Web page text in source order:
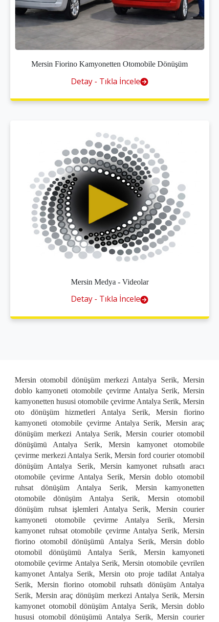
Mersin Fiorino Kamyonetten Otomobile Dönüşüm
Detay - Tıkla İncele
Mersin Medya - Videolar
Detay - Tıkla İncele
Mersin otomobil dönüşüm merkezi Antalya Serik, Mersin
doblo kamyoneti otomobile çevirme Antalya Serik, Mersin
kamyonetten hususi otomobile çevirme Antalya Serik, Mersin
oto dönüşüm hizmetleri Antalya Serik, Mersin fiorino
kamyoneti otomobile çevirme Antalya Serik, Mersin araç
dönüşüm merkezi Antalya Serik, Mersin courier otomobil
dönüşümü Antalya Serik, Mersin kamyonet otomobile
çevirme merkezi Antalya Serik, Mersin ford courier otomobil
dönüşüm Antalya Serik, Mersin kamyonet ruhsatlı aracı
otomobile çevirme Antalya Serik, Mersin doblo otomobil
ruhsat dönüşüm Antalya Serik, Mersin kamyonetten
otomobile dönüşüm Antalya Serik, Mersin otomobil
dönüşüm ruhsat işlemleri Antalya Serik, Mersin courier
kamyoneti otomobile çevirme Antalya Serik, Mersin
kamyonet ruhsat otomobile çevirme Antalya Serik, Mersin
fiorino otomobil dönüşümü Antalya Serik, Mersin doblo
otomobil dönüşümü Antalya Serik, Mersin kamyoneti
otomobile çevirme Antalya Serik, Mersin otomobile çevrilen
kamyonet Antalya Serik, Mersin oto proje tadilat Antalya
Serik, Mersin fiorino otomobil ruhsatlı dönüşüm Antalya
Serik, Mersin araç dönüşüm merkezi Antalya Serik, Mersin
kamyonet otomobil dönüşüm Antalya Serik, Mersin doblo
hususi otomobil dönüşümü Antalya Serik, Mersin courier